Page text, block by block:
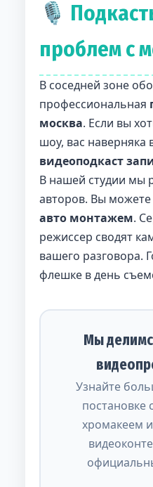
🎙
проблем с
В соседней зоне
профессиональная
москва. Если вы
шоу, вас наверняка
видеоподкаст
В нашей студии мы
авторов. Вы можете
авто монтажем.
режиссер сводят
вашего разговора.
флешке в день
Мы
Узнайте
постановке
хромакеем